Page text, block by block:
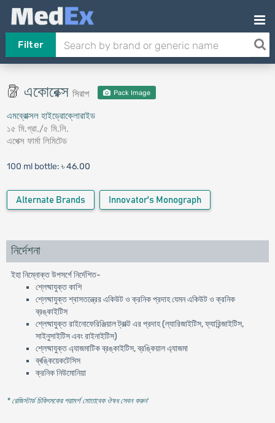
Filter
একোরেক্স সিরাপ Pack Image
এমব্রোক্সল হাইড্রোক্লোরাইড
১৫ মি.গ্রা./৫ মি.লি.
এপেক্স ফার্মা লিমিটেড
100 ml bottle: ৳ 46.00
Alternate Brands Innovator's Monograph
নির্দেশনা
ইহা নিম্নোক্ত উপসর্গে নির্দেশিত-
শ্লেষ্মাযুক্ত কাশি
শ্লেষ্মাযুক্ত শ্বাসতন্ত্রের একিউট ও ক্রনিক প্রদাহ যেমন একিউট ও ক্রনিক
ব্রঙ্কাইটিস
শ্লেষ্মাযুক্ত রাইনোফেরিঞ্জিয়াল ট্রাক্ট এর প্রদাহ (ল্যারিজাইটিস, ফ্যারিন্জাইটিস,
সাইনুসাইটিস এবং রাইনাইটিস)
শ্লেষ্মাযুক্ত এ্যাজমাটিক ব্রঙ্কাইটিস, ব্রঙ্কিয়াল এ্যাজমা
ব্ৰঙ্কিয়েকটেসিস
ক্রনিক নিউমোনিয়া
* রেজিস্টার্ড চিকিৎসকের পরামর্শ মোতাবেক ঔষধ সেবন করুন'